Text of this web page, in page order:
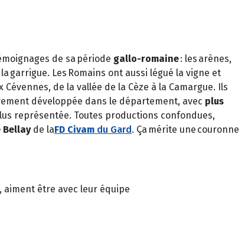
de sa période gallo-romaine: les arènes,
garrigue. Les Romains ont aussi légué la vigne et
de la vallée de la Cèze à la Camargue. Ils
développée dans le département, avec plus
représentée. Toutes productions confondues,
Bellayde laFD Civam du Gard. Ça mérite une couronne
aiment être avec leur équipe